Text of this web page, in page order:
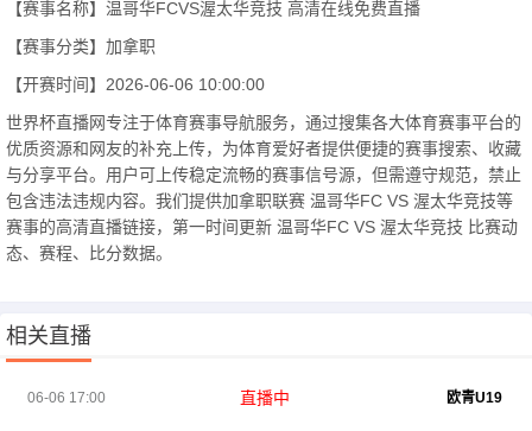
【赛事名称】 温哥华FCVS渥太华竞技 高清在线免费直播
【赛事分类】 加拿职
【开赛时间】 2026-06-06 10:00:00
世界杯直播网专注于体育赛事导航服务，通过搜集各大体育赛事平台的
优质资源和网友的补充上传，为体育爱好者提供便捷的赛事搜索、收藏
与分享平台。用户可上传稳定流畅的赛事信号源，但需遵守规范，禁止
包含违法违规内容。我们提供加拿职联赛 温哥华FC VS 渥太华竞技等
赛事的高清直播链接，第一时间更新 温哥华FC VS 渥太华竞技 比赛动
态、赛程、比分数据。
相关直播
06-06 17:00 欧青U19
直播中